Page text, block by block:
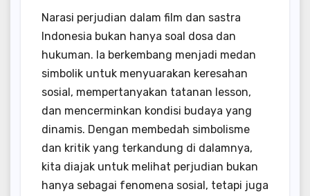
Narasi perjudian dalam film dan sastra
Indonesia bukan hanya soal dosa dan
hukuman. Ia berkembang menjadi medan
simbolik untuk menyuarakan keresahan
sosial, mempertanyakan tatanan lesson,
dan mencerminkan kondisi budaya yang
dinamis. Dengan membedah simbolisme
dan kritik yang terkandung di dalamnya,
kita diajak untuk melihat perjudian bukan
hanya sebagai fenomena sosial, tetapi juga